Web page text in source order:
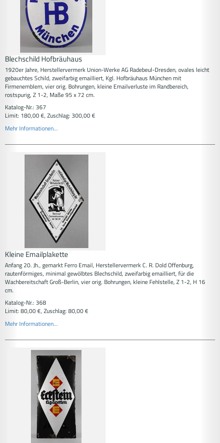
Blechschild Hofbräuhaus
1920er Jahre, Herstellervermerk Union-Werke AG Radebeul-Dresden, ovales leicht
gebauchtes Schild, zweifarbig emailliert, Kgl. Hofbräuhaus München mit
Firmenemblem, vier orig. Bohrungen, kleine Emailverluste im Randbereich,
rostspurig, Z 1-2, Maße 95 x 72 cm.
Katalog-Nr.: 367
Limit: 180,00 €, Zuschlag: 300,00 €
Mehr Informationen...
Kleine Emailplakette
Anfang 20. Jh., gemarkt Ferro Email, Herstellervermerk C. R. Dold Offenburg,
rautenförmiges, minimal gewölbtes Blechschild, zweifarbig emailliert, für die
Wachbereitschaft Groß-Berlin, vier orig. Bohrungen, kleine Fehlstelle, Z 1-2, H 16
cm.
Katalog-Nr.: 368
Limit: 80,00 €, Zuschlag: 80,00 €
Mehr Informationen...